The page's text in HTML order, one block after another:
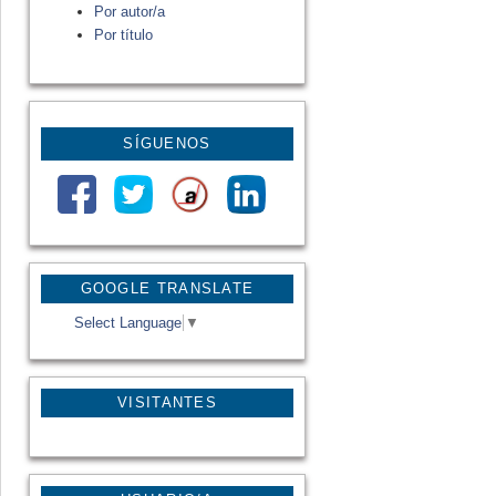
GOOGLE TRANSLATE
Select Language ▼
VISITANTES
Por autor/a
Por título
SÍGUENOS